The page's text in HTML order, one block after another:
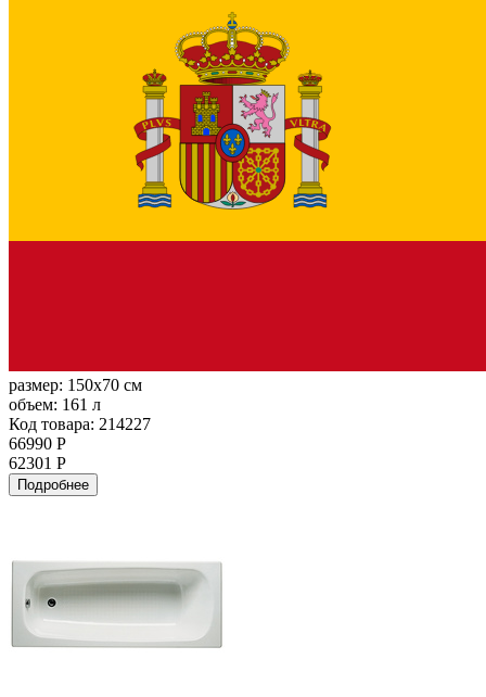
размер: 150x70 см
объем: 161 л
Код товара: 214227
66990 Р
62301 Р
Подробнее